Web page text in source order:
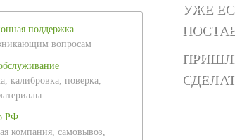
поддержка
вопросам
калибровка, поверка,
РФ
компания, самовывоз,
УЖЕ